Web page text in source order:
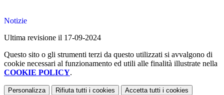
Notizie
Ultima revisione il 17-09-2024
Questo sito o gli strumenti terzi da questo utilizzati si avvalgono di
cookie necessari al funzionamento ed utili alle finalità illustrate nella
COOKIE POLICY.
Personalizza Rifiuta tutti i cookies Accetta tutti i cookies